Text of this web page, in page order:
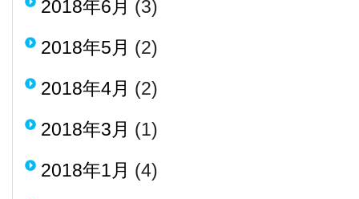
2018年6月 (3)
2018年5月 (2)
2018年4月 (2)
2018年3月 (1)
2018年1月 (4)